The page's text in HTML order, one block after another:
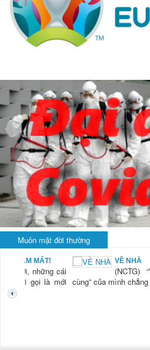
Muôn mặt đời thường
NAM MẤT!
“Xời, những cái
mới gọi là mới
VỀ NHÀ
(NCTG)
cùng” của mình